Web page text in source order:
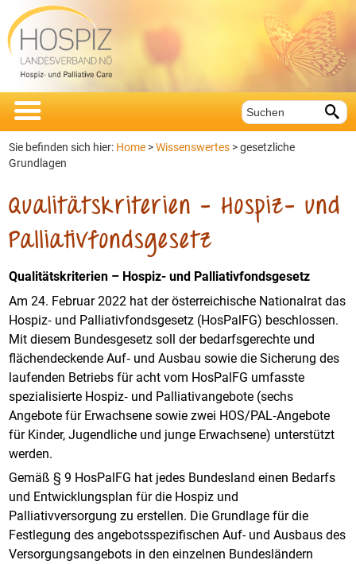
 
Sie befinden sich hier: Home >Wissenswertes >gesetzliche
Grundlagen
Qualitätskriterien - Hospiz- und
Palliativfondsgesetz
Qualitätskriterien – Hospiz- und Palliativfondsgesetz
Am 24. Februar 2022 hat der österreichische Nationalrat das
Hospiz‐ und Palliativfondsgesetz (HosPalFG) beschlossen.
Mit diesem Bundesgesetz soll der bedarfsgerechte und
flächendeckende Auf‐ und Ausbau sowie die Sicherung des
laufenden Betriebs für acht vom HosPalFG umfasste
spezialisierte Hospiz‐ und Palliativangebote (sechs
Angebote für Erwachsene sowie zwei HOS/PAL‐Angebote
für Kinder, Jugendliche und junge Erwachsene) unterstützt
werden.
Gemäß § 9 HosPalFG hat jedes Bundesland einen Bedarfs
und Entwicklungsplan für die Hospiz und
Palliativversorgung zu erstellen. Die Grundlage für die
Festlegung des angebotsspezifischen Auf- und Ausbaus des
Versorgungsangebots in den einzelnen Bundesländern